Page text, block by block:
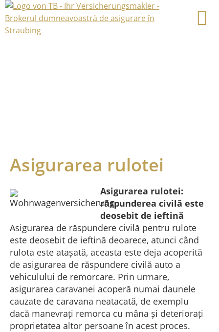
Asigurarea rulotei
Asigurarea rulotei:
răspunderea civilă este
deosebit de ieftină
Asigurarea de răspundere civilă pentru rulote
este deosebit de ieftină deoarece, atunci când
rulota este atașată, aceasta este deja acoperită
de asigurarea de răspundere civilă auto a
vehiculului de remorcare. Prin urmare,
asigurarea caravanei acoperă numai daunele
cauzate de caravana neatacată, de exemplu
dacă manevrați remorca cu mâna și deteriorați
proprietatea altor persoane în acest proces.